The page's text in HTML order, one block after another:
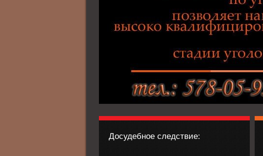
Досудебное следствие: